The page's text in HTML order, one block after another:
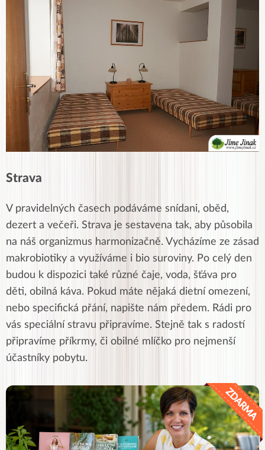
Strava
V pravidelných časech podáváme snídani, oběd,
dezert a večeři. Strava je sestavena tak, aby působila
na náš organizmus harmonizačně. Vycházíme ze zásad
makrobiotiky a využíváme i bio suroviny. Po celý den
budou k dispozici také různé čaje, voda, šťáva pro
děti, obilná káva. Pokud máte nějaká dietní omezení,
nebo specifická přání, napište nám předem. Rádi pro
vás speciální stravu připravíme. Stejně tak s radostí
připravíme příkrmy, či obilné mlíčko pro nejmenší
účastníky pobytu.